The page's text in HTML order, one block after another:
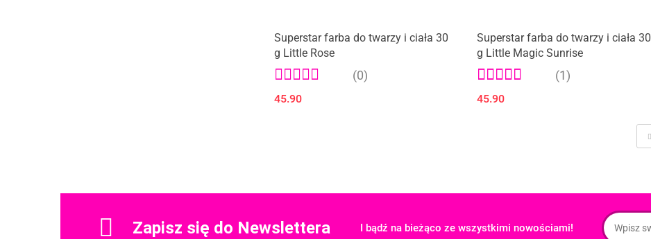
Superstar farba do twarzy i ciała 30
g Little Rose
(0)
45.90
Superstar farba do twarzy i ciała 30
g Little Magic Sunrise
(1)
45.90
Zapisz się do Newslettera I bądź na bieżąco ze wszystkimi nowościami!